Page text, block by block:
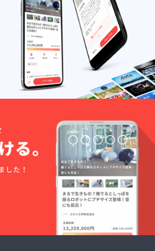
品は不
可とな
りま
す。そ
の際は
全会場
花火&中
城会場
での特
別ス
した
DVDに
変更さ
せてい
ただき
ます。
りま
す。そ
の他の
会場は
お選び
いただ
けませ
ん。 ※
社会情
勢によ
る、会
並びに
有客の
許可が
とれな
い場合
は、こ
のリ
ターン
品は不
りま
す。そ
の際は
付きの
お守り
をお送
りさせ
ていた
だきま
す。 ※
赤色/黄
色の特
製サン
グヮー2
トとな
りま
す。 ④
花火観
覧シー
トを10
席分が
付いて
おりま
観覧の
会場は
中城城